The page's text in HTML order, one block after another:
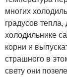
многих
градусов
холодильнике
корни и
страшного в
свету они